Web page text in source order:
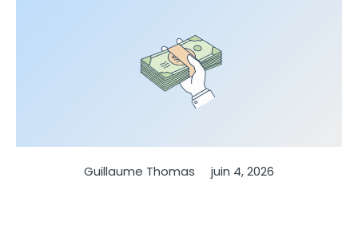
Guillaume Thomas juin 4, 2026